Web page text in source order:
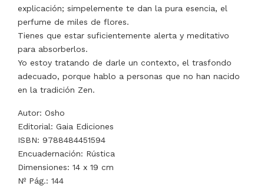
explicación; simpelemente te dan la pura esencia, el
perfume de miles de flores.
Tienes que estar suficientemente alerta y meditativo
para absorberlos.
Yo estoy tratando de darle un contexto, el trasfondo
adecuado, porque hablo a personas que no han nacido
en la tradición Zen.
Autor: Osho
Editorial: Gaia Ediciones
ISBN: 9788484451594
Encuadernación: Rústica
Dimensiones: 14 x 19 cm
Nº Pág.: 144